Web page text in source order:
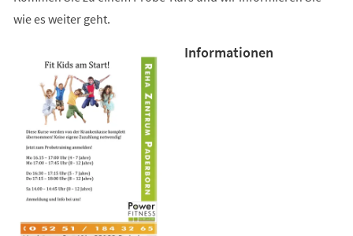
wie es weiter geht.
Informationen